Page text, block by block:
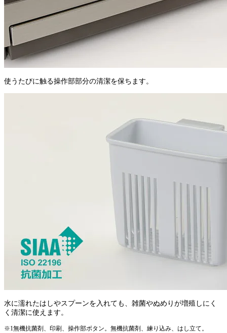
使うたびに触る操作部部分の清潔を保ちます。
水に濡れたはしやスプーンを入れても、雑菌やぬめりが増殖しにく
く清潔に使えます。
※1無機抗菌剤、印刷、操作部ボタン。無機抗菌剤、練り込み、はし立て。